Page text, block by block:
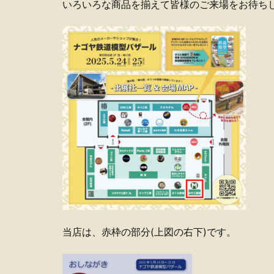
いろいろな商品を揃えて皆様のご来場をお待ち
当店は、赤枠の部分(上図の右下)です。